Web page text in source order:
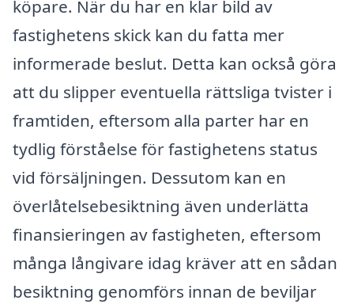
köpare. När du har en klar bild av
fastighetens skick kan du fatta mer
informerade beslut. Detta kan också göra
att du slipper eventuella rättsliga tvister i
framtiden, eftersom alla parter har en
tydlig förståelse för fastighetens status
vid försäljningen. Dessutom kan en
överlåtelsebesiktning även underlätta
finansieringen av fastigheten, eftersom
många långivare idag kräver att en sådan
besiktning genomförs innan de beviljar